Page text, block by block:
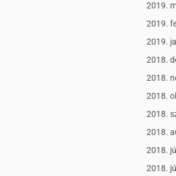
2019.
2019.
2019.
2018.
2018.
2018.
2018.
2018.
2018.
2018.